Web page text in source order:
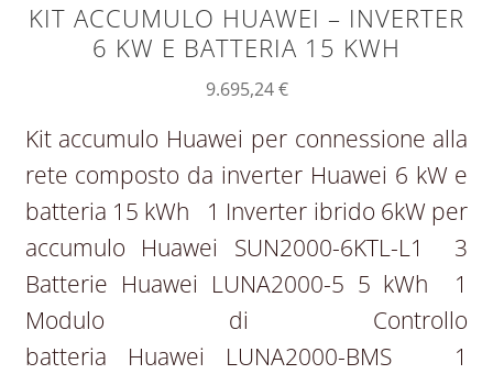
KIT ACCUMULO HUAWEI – INVERTER
6 KW E BATTERIA 15 KWH
9.695,24€
Kit accumulo Huawei per connessione alla
rete composto da inverter Huawei 6 kW e
batteria 15 kWh 1 Inverter ibrido 6kW per
accumulo Huawei SUN2000-6KTL-L1 3
Batterie Huawei LUNA2000-5 5 kWh 1
Modulo di Controllo
batteria Huawei LUNA2000-BMS 1